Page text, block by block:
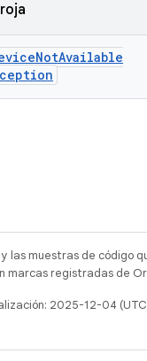
NotAvailable
y las muestras de código
marcas registradas de
2025-12-04